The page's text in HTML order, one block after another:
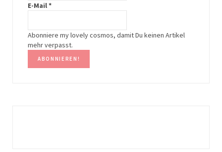
a
m
s
t
E-Mail*
Abonniere my lovely cosmos, damit Du keinen Artikel
mehr verpasst.